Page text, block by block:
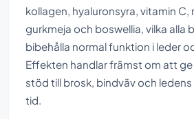
kollagen, hyaluronsyra, vitamin C,
gurkmeja och boswellia, vilka alla
bibehålla normal funktion i leder
Effekten handlar främst om att
stöd till brosk, bindväv och ledens
tid.